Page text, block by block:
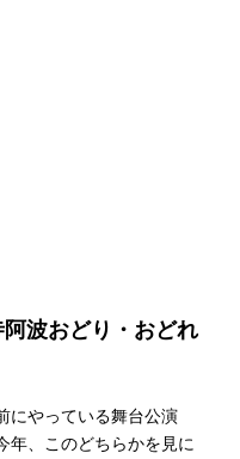
波おどり・おどれ
にやっている舞台公演
年、このどちらかを見に